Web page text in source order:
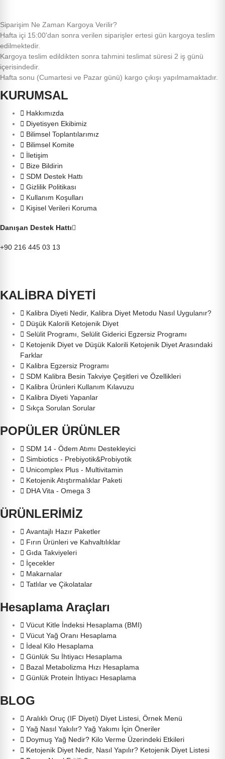
Siparişim Ne Zaman Kargoya Verilir?
Hafta içi 15:00'dan sonra verilen siparişler ertesi gün kargoya teslim
edilmektedir.
Kargoya teslim edildikten sonra tahmini teslimat süresi 2 iş günü
içerisindedir.
Hafta sonu (Cumartesi ve Pazar günü) kargo çıkışı yapılmamaktadır.
KURUMSAL
Hakkımızda
Diyetisyen Ekibimiz
Bilimsel Toplantılarımız
Bilimsel Komite
İletişim
Bize Bildirin
SDM Destek Hattı
Gizlilik Politikası
Kullanım Koşulları
Kişisel Verileri Koruma
Danışan Destek Hattı
+90 216 445 03 13
KALİBRA DİYETİ
Kalibra Diyeti Nedir, Kalibra Diyet Metodu Nasıl Uygulanır?
Düşük Kalorili Ketojenik Diyet
Selülit Programı, Selülit Giderici Egzersiz Programı
Ketojenik Diyet ve Düşük Kalorili Ketojenik Diyet Arasındaki
Farklar
Kalibra Egzersiz Programı
SDM Kalibra Besin Takviye Çeşitleri ve Özellikleri
Kalibra Ürünleri Kullanım Kılavuzu
Kalibra Diyeti Yapanlar
Sıkça Sorulan Sorular
POPÜLER ÜRÜNLER
SDM 14 - Ödem Atımı Destekleyici
Simbiotics - Prebiyotik&Probiyotik
Unicomplex Plus - Multivitamin
Ketojenik Atıştırmalıklar Paketi
DHA Vita - Omega 3
ÜRÜNLERİMİZ
Avantajlı Hazır Paketler
Fırın Ürünleri ve Kahvaltılıklar
Gıda Takviyeleri
İçecekler
Makarnalar
Tatlılar ve Çikolatalar
Hesaplama Araçları
Vücut Kitle İndeksi Hesaplama (BMI)
Vücut Yağ Oranı Hesaplama
İdeal Kilo Hesaplama
Günlük Su İhtiyacı Hesaplama
Bazal Metabolizma Hızı Hesaplama
Günlük Protein İhtiyacı Hesaplama
BLOG
Aralıklı Oruç (IF Diyeti) Diyet Listesi, Örnek Menü
Yağ Nasıl Yakılır? Yağ Yakımı İçin Öneriler
Doymuş Yağ Nedir? Kilo Verme Üzerindeki Etkileri
Ketojenik Diyet Nedir, Nasıl Yapılır? Ketojenik Diyet Listesi